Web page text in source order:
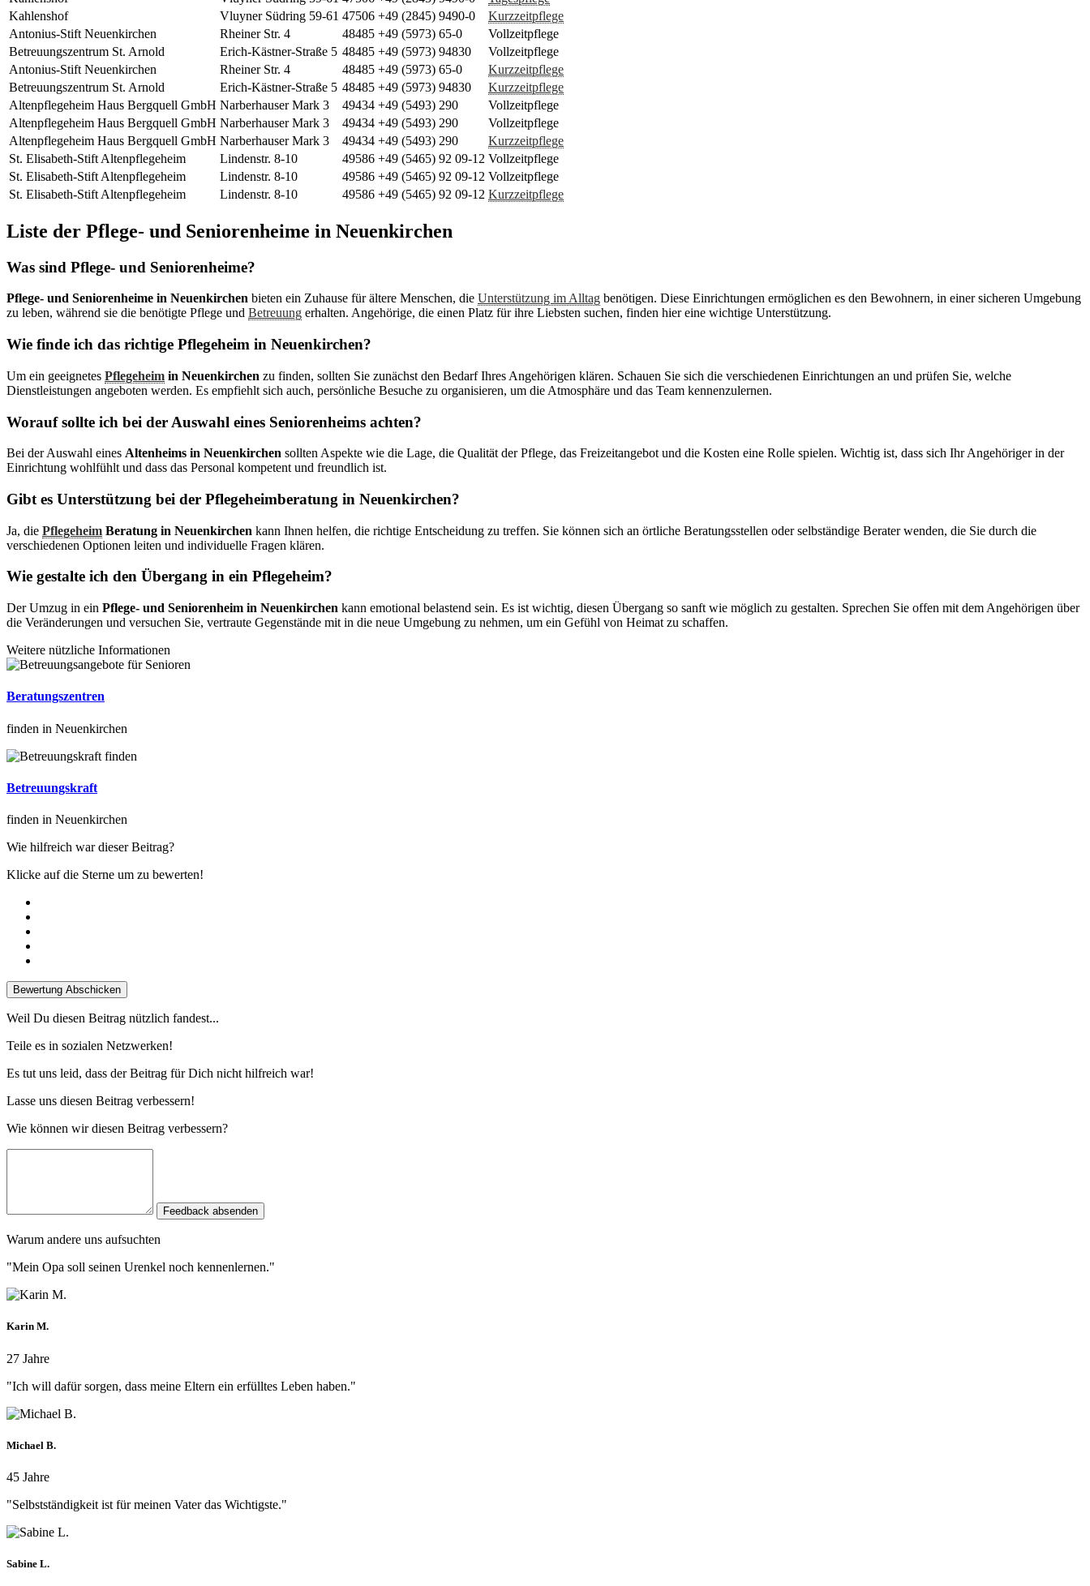
Kahlenshof
Vluyner Südring 59-61 47506 +49 (2845) 9490-0
Kurzzeitpflege
Antonius-Stift Neuenkirchen
Rheiner Str. 4 48485 +49 (5973) 65-0
Vollzeitpflege
Betreuungszentrum St. Arnold
Erich-Kästner-Straße 5 48485 +49 (5973) 94830
Vollzeitpflege
Antonius-Stift Neuenkirchen
Rheiner Str. 4 48485 +49 (5973) 65-0
Kurzzeitpflege
Betreuungszentrum St. Arnold
Erich-Kästner-Straße 5 48485 +49 (5973) 94830
Kurzzeitpflege
Altenpflegeheim Haus Bergquell GmbH Narberhauser Mark 3 49434 +49 (5493) 290
Vollzeitpflege
Altenpflegeheim Haus Bergquell GmbH Narberhauser Mark 3 49434 +49 (5493) 290
Vollzeitpflege
Altenpflegeheim Haus Bergquell GmbH Narberhauser Mark 3 49434 +49 (5493) 290
Kurzzeitpflege
St. Elisabeth-Stift Altenpflegeheim
Lindenstr. 8-10 49586 +49 (5465) 92 09-12 Vollzeitpflege
St. Elisabeth-Stift Altenpflegeheim
Lindenstr. 8-10 49586 +49 (5465) 92 09-12 Vollzeitpflege
St. Elisabeth-Stift Altenpflegeheim
Lindenstr. 8-10 49586 +49 (5465) 92 09-12 Kurzzeitpflege
Liste der Pflege- und Seniorenheime in Neuenkirchen
Was sind Pflege- und Seniorenheime?
Pflege- und Seniorenheime in Neuenkirchen bieten ein Zuhause für ältere Menschen, die Unterstützung im Alltag benötigen. Diese Einrichtungen ermöglichen es den Bewohnern, in einer sicheren Umgebung
zu leben, während sie die benötigte Pflege und Betreuung erhalten. Angehörige, die einen Platz für ihre Liebsten suchen, finden hier eine wichtige Unterstützung.
Wie finde ich das richtige Pflegeheim in Neuenkirchen?
Um ein geeignetes Pflegeheim in Neuenkirchen zu finden, sollten Sie zunächst den Bedarf Ihres Angehörigen klären. Schauen Sie sich die verschiedenen Einrichtungen an und prüfen Sie, welche
Dienstleistungen angeboten werden. Es empfiehlt sich auch, persönliche Besuche zu organisieren, um die Atmosphäre und das Team kennenzulernen.
Worauf sollte ich bei der Auswahl eines Seniorenheims achten?
Bei der Auswahl eines Altenheims in Neuenkirchen sollten Aspekte wie die Lage, die Qualität der Pflege, das Freizeitangebot und die Kosten eine Rolle spielen. Wichtig ist, dass sich Ihr Angehöriger in der
Einrichtung wohlfühlt und dass das Personal kompetent und freundlich ist.
Gibt es Unterstützung bei der Pflegeheimberatung in Neuenkirchen?
Ja, die Pflegeheim Beratung in Neuenkirchen kann Ihnen helfen, die richtige Entscheidung zu treffen. Sie können sich an örtliche Beratungsstellen oder selbständige Berater wenden, die Sie durch die
verschiedenen Optionen leiten und individuelle Fragen klären.
Wie gestalte ich den Übergang in ein Pflegeheim?
Der Umzug in ein Pflege- und Seniorenheim in Neuenkirchen kann emotional belastend sein. Es ist wichtig, diesen Übergang so sanft wie möglich zu gestalten. Sprechen Sie offen mit dem Angehörigen über
die Veränderungen und versuchen Sie, vertraute Gegenstände mit in die neue Umgebung zu nehmen, um ein Gefühl von Heimat zu schaffen.
Weitere nützliche Informationen
Beratungszentren
finden in Neuenkirchen
Betreuungskraft
finden in Neuenkirchen
Wie hilfreich war dieser Beitrag?
Klicke auf die Sterne um zu bewerten!
Bewertung Abschicken
Weil Du diesen Beitrag nützlich fandest...
Teile es in sozialen Netzwerken!
Es tut uns leid, dass der Beitrag für Dich nicht hilfreich war!
Lasse uns diesen Beitrag verbessern!
Wie können wir diesen Beitrag verbessern?
Feedback absenden
Warum andere uns aufsuchten
"Mein Opa soll seinen Urenkel noch kennenlernen."
Karin M.
27 Jahre
"Ich will dafür sorgen, dass meine Eltern ein erfülltes Leben haben."
Michael B.
45 Jahre
"Selbstständigkeit ist für meinen Vater das Wichtigste."
Sabine L.